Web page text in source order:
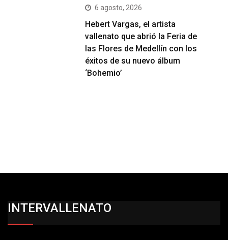
6 agosto, 2026
Hebert Vargas, el artista
vallenato que abrió la Feria de
las Flores de Medellín con los
éxitos de su nuevo álbum
‘Bohemio’
INTERVALLENATO